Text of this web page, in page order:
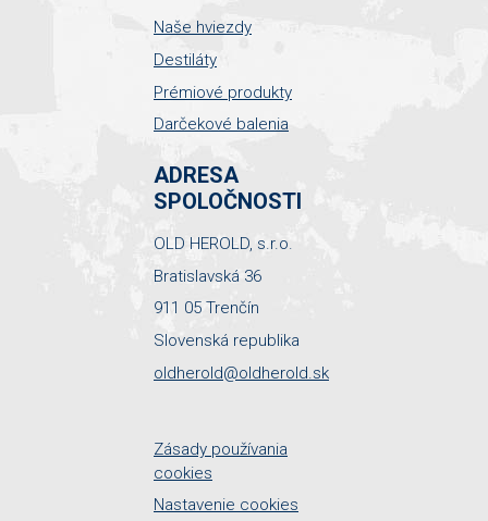
Naše hviezdy
Destiláty
Prémiové produkty
Darčekové balenia
ADRESA
SPOLOČNOSTI
OLD HEROLD, s.r.o.
Bratislavská 36
911 05 Trenčín
Slovenská republika
oldherold@oldherold.sk
Zásady používania
cookies
Nastavenie cookies